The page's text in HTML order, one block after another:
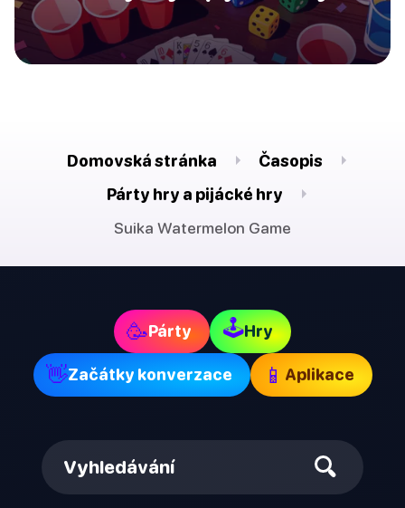
Domovská stránka
Časopis
Párty hry a pijácké hry
Suika Watermelon Game
🥳Párty 🕹Hry
👋Začátky konverzace 📱 Aplikace
Vyhledávání